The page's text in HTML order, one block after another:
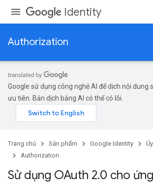
Identity
Authorization
Google sử dụng công nghệ AI để dịch nội dung
ưu tiên. Bản dịch bằng AI có thể có lỗi.
Trang chủ Sản phẩm Google Identity
Authorization
Sử dụng OAuth 2.0 cho